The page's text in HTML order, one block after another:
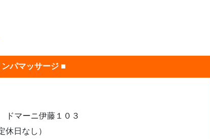
パマッサージ ■
マーニ伊藤１０３
日なし）